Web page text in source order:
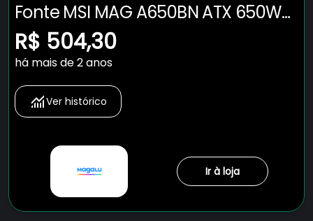
Fonte MSI MAG A650BN ATX 650W
80 PLUS Bronze PFC Ativo Preto
R$ 504,30
há mais de 2 anos
Ver histórico
Ir à loja